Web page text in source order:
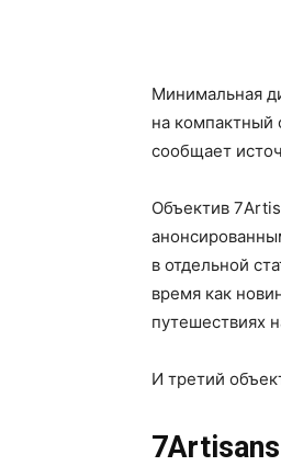
Минимальная
на компактный
сообщает
Объектив
в отдельной
время как
путешествиях
И третий